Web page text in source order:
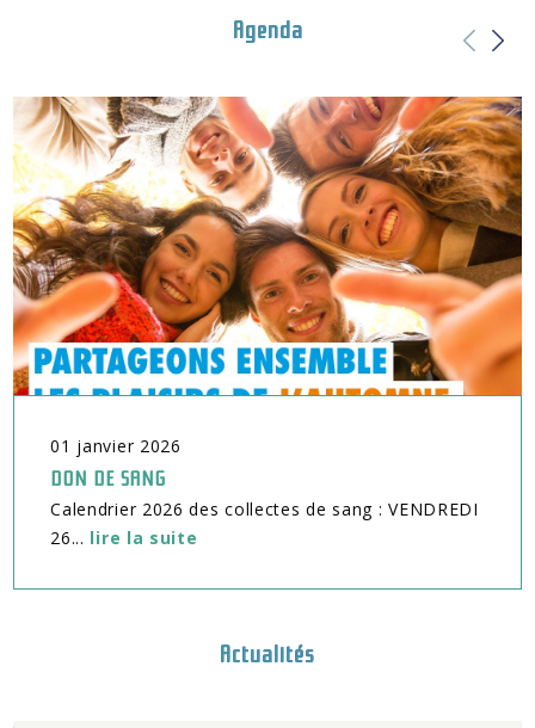
Agenda
01 janvier 2026
DON DE SANG
Calendrier 2026 des collectes de sang : VENDREDI
26... lire la suite
Actualités